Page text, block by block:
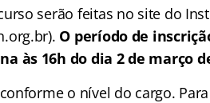
serão feitas no site do
O período de
às 16h do dia 2 de março
o nível do cargo.